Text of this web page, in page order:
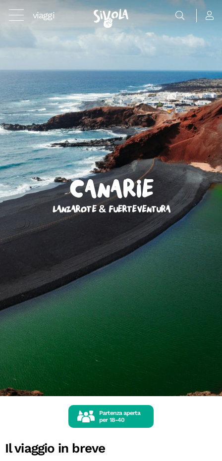
viaggi
Canarie
Lanzarote & Fuerteventura
Partenza aperta
per 18-40
Il viaggio in breve